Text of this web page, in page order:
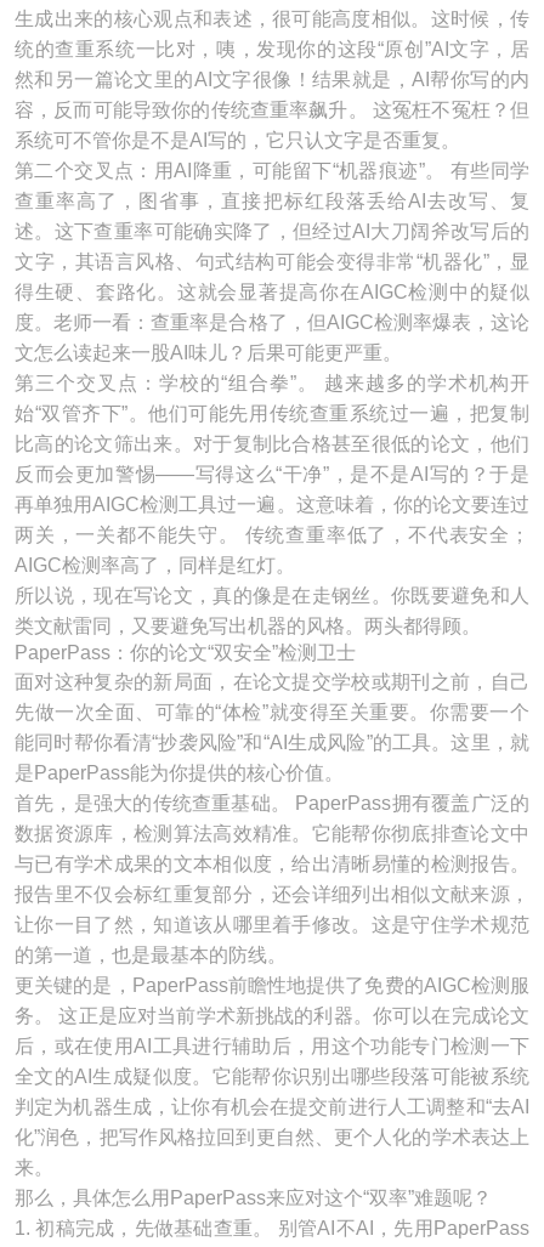
生成出来的核心观点和表述，很可能高度相似。这时候，传
统的查重系统一比对，咦，发现你的这段“原创”AI文字，居
然和另一篇论文里的AI文字很像！结果就是，AI帮你写的内
容，反而可能导致你的传统查重率飙升。 这冤枉不冤枉？但
系统可不管你是不是AI写的，它只认文字是否重复。
第二个交叉点：用AI降重，可能留下“机器痕迹”。 有些同学
查重率高了，图省事，直接把标红段落丢给AI去改写、复
述。这下查重率可能确实降了，但经过AI大刀阔斧改写后的
文字，其语言风格、句式结构可能会变得非常“机器化”，显
得生硬、套路化。这就会显著提高你在AIGC检测中的疑似
度。老师一看：查重率是合格了，但AIGC检测率爆表，这论
文怎么读起来一股AI味儿？后果可能更严重。
第三个交叉点：学校的“组合拳”。 越来越多的学术机构开
始“双管齐下”。他们可能先用传统查重系统过一遍，把复制
比高的论文筛出来。对于复制比合格甚至很低的论文，他们
反而会更加警惕——写得这么“干净”，是不是AI写的？于是
再单独用AIGC检测工具过一遍。这意味着，你的论文要连过
两关，一关都不能失守。 传统查重率低了，不代表安全；
AIGC检测率高了，同样是红灯。
所以说，现在写论文，真的像是在走钢丝。你既要避免和人
类文献雷同，又要避免写出机器的风格。两头都得顾。
PaperPass：你的论文“双安全”检测卫士
面对这种复杂的新局面，在论文提交学校或期刊之前，自己
先做一次全面、可靠的“体检”就变得至关重要。你需要一个
能同时帮你看清“抄袭风险”和“AI生成风险”的工具。这里，就
是PaperPass能为你提供的核心价值。
首先，是强大的传统查重基础。 PaperPass拥有覆盖广泛的
数据资源库，检测算法高效精准。它能帮你彻底排查论文中
与已有学术成果的文本相似度，给出清晰易懂的检测报告。
报告里不仅会标红重复部分，还会详细列出相似文献来源，
让你一目了然，知道该从哪里着手修改。这是守住学术规范
的第一道，也是最基本的防线。
更关键的是，PaperPass前瞻性地提供了免费的AIGC检测服
务。 这正是应对当前学术新挑战的利器。你可以在完成论文
后，或在使用AI工具进行辅助后，用这个功能专门检测一下
全文的AI生成疑似度。它能帮你识别出哪些段落可能被系统
判定为机器生成，让你有机会在提交前进行人工调整和“去AI
化”润色，把写作风格拉回到更自然、更个人化的学术表达上
来。
那么，具体怎么用PaperPass来应对这个“双率”难题呢？
1. 初稿完成，先做基础查重。 别管AI不AI，先用PaperPass